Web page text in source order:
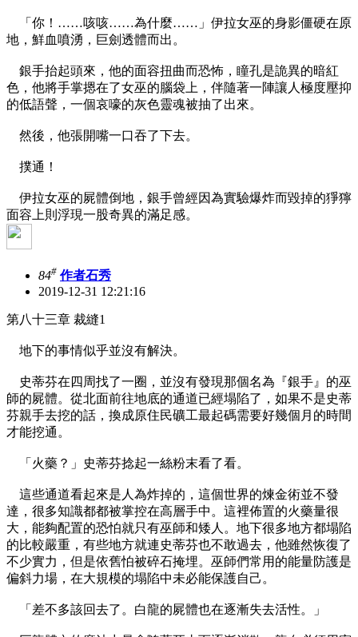
「你！……咳咳……為什麼……」伊拉女巫的身影僵硬在原
地，鮮血噴湧，巨劍透體而出。
銀手抬起頭來，他的面容扭曲而恐怖，瞳孔是詭異的暗紅
色，他將手掌摁在了女巫的腦袋上，伴隨著一陣讓人極度壓抑
的低語聲，一個哀嚎的灰色靈魂被抽了出來。
然後，他張開嘴一口吞了下去。
撲通！
伊拉女巫的屍體倒地，銀手曾經因為實驗爆炸而毀掉的猙獰
面容上則浮現一股奇異的滿足感。
84# 作者石秀
2019-12-31 12:21:16
第八十三章 裁縫1
地下的事情似乎並沒有解決。
史蒂芬在四周找了一圈，並沒有發現那個名為『銀手』的巫
師的屍體。從北面前往地底的通道已經塌陷了，如果不是史蒂
芬親手去挖的話，換成原住民礦工最起碼需要好幾個月的時間
才能挖通。
「火藥？」史蒂芬捻起一絲粉末看了看。
這些通道看起來是人為炸掉的，這個世界的煉金術並不發
達，很多知識都都被掌控在高層手中。這裡佈置的火藥量很
大，能夠配置的恐怕就只有巫師和矮人。地下很多地方都塌陷
的比較嚴重，有些地方就連史蒂芬也不敢過去，他雖然恢復了
不少實力，但是依舊怕被碎石掩埋。巫師們常用的能量防護是
偏斜力場，在大規模的塌陷中未必能保護自己。
「差不多該回去了。白龍的屍體也在逐漸失去活性。」